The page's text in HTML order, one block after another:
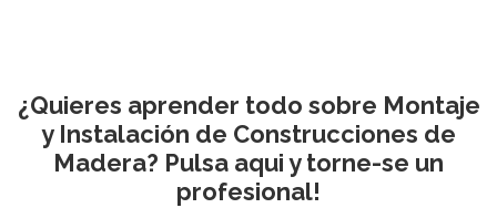
¿Quieres aprender todo sobre Montaje
y Instalación de Construcciones de
Madera? Pulsa aqui y torne-se un
profesional!